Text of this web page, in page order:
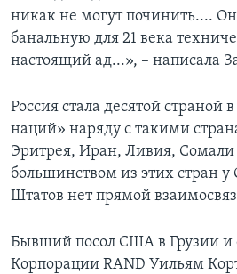
никак не могут починить....
банальную для 21 века
настоящий ад...», – написала
Россия стала десятой страной
наций» наряду с такими
Эритрея, Иран, Ливия,
большинством из этих стран
Штатов нет прямой
Бывший посол США в Грузии и
Корпорации RAND Уильям